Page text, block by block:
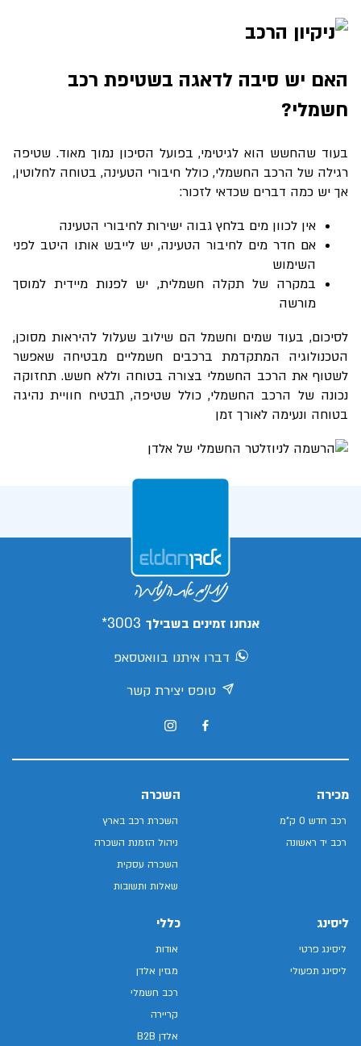
האם יש סיבה לדאגה בשטיפת רכב
חשמלי?
בעוד שהחשש הוא לגיטימי, בפועל הסיכון נמוך מאוד. שטיפה
רגילה של הרכב החשמלי, כולל חיבורי הטעינה, בטוחה לחלוטין,
אך יש כמה דברים שכדאי לזכור:
אין לכוון מים בלחץ גבוה ישירות לחיבורי הטעינה
אם חדר מים לחיבור הטעינה, יש לייבש אותו היטב לפני
השימוש
במקרה של תקלה חשמלית, יש לפנות מיידית למוסך
מורשה
לסיכום, בעוד שמים וחשמל הם שילוב שעלול להיראות מסוכן,
הטכנולוגיה המתקדמת ברכבים חשמליים מבטיחה שאפשר
לשטוף את הרכב החשמלי בצורה בטוחה וללא חשש. תחזוקה
נכונה של הרכב החשמלי, כולל שטיפה, תבטיח חוויית נהיגה
בטוחה ונעימה לאורך זמן
אנחנו זמינים בשבילך 3003*
דברו איתנו בוואטסאפ
טופס יצירת קשר
מכירה
רכב חדש 0 ק"מ
רכב יד ראשונה
השכרה
השכרת רכב בארץ
ניהול הזמנת השכרה
השכרה עסקית
שאלות ותשובות
ליסינג
ליסינג פרטי
ליסינג תפעולי
כללי
אודות
מגזין אלדן
רכב חשמלי
קריירה
אלדן B2B